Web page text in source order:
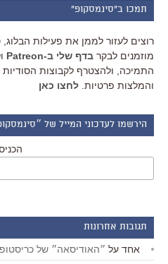
תמכו ב"סינמסקופ"
רוצים לעזור לממן את פעילות
מוזמנים לבקר בדף שלי ב-Patreon
התמיכה, ולהצטרף לקבוצות
והמלצות פרטיות. לחצו כאן
הירשמו לעדכוני המייל של
תגובות אחרונות
אחד על ״האודיסאה״ של